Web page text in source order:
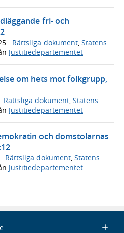
fri- och
· Rättsliga dokument, Statens
Justitiedepartementet
om hets mot folkgrupp,
· Rättsliga dokument Statens
Justitiedepartementet
och domstolarnas
· Rättsliga dokument, Statens
Justitiedepartementet